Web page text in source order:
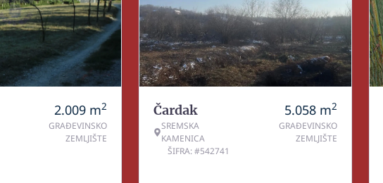
2.009 m2
GRAĐEVINSKO
ZEMLJIŠTE
Čardak
SREMSKA
KAMENICA
ŠIFRA: #542741
5.058 m2
GRAĐEVINSKO
ZEMLJIŠTE